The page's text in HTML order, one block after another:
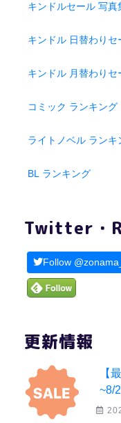
キンドルセール 写真
キンドル 日替わりセ
キンドル 月替わりセ
コミック ランキング
ライトノベル ランキ
BL ランキング
Twitter・
Follow
更新情報
【
~8/